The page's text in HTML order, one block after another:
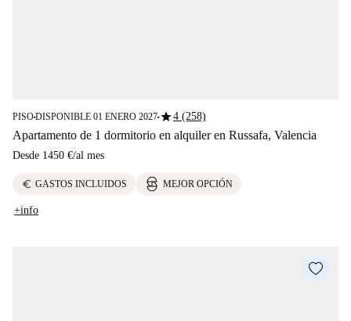
PISO■DISPONIBLE 01 ENERO 2027■star4 (258)
Apartamento de 1 dormitorio en alquiler en Russafa, Valencia
Desde 1450 €/al mes
euro GASTOS INCLUIDOS MEJOR OPCIÓN
+info